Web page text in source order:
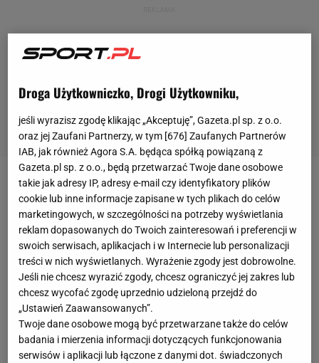
PiłkarzeBayernu Monachium po kompromitującej
porażce z Mainz 1:3 udali się na wcześniej
zaplanowany wyjazd na Ibizę, gdzie świętowali
zdobycie 10. mistrzowskiego tytułu z rzędu.Decyzja
o podróży została jednak skrytykowana przez wielu
ekspertów. Lothar Matthaus stwierdził, że po
przegranej, trener Bayernu Julian Nagelsmann
powinien odwołać wyjazd.
Droga Użytkowniczko, Drogi Użytkowniku,
jeśli wyrazisz zgodę klikając „Akceptuję”, Gazeta.pl sp. z o.o.
oraz jej Zaufani Partnerzy, w tym [676] Zaufanych Partnerów
IAB, jak również Agora S.A. będąca spółką powiązaną z
Gazeta.pl sp. z o.o., będą przetwarzać Twoje dane osobowe
takie jak adresy IP, adresy e-mail czy identyfikatory plików
cookie lub inne informacje zapisane w tych plikach do celów
marketingowych, w szczególności na potrzeby wyświetlania
reklam dopasowanych do Twoich zainteresowań i preferencji w
swoich serwisach, aplikacjach i w Internecie lub personalizacji
treści w nich wyświetlanych. Wyrażenie zgody jest dobrowolne.
Jeśli nie chcesz wyrazić zgody, chcesz ograniczyć jej zakres lub
chcesz wycofać zgodę uprzednio udzieloną przejdź do
„Ustawień Zaawansowanych”.
Twoje dane osobowe mogą być przetwarzane także do celów
badania i mierzenia informacji dotyczących funkcjonowania
serwisów i aplikacji lub łączone z danymi dot. świadczonych